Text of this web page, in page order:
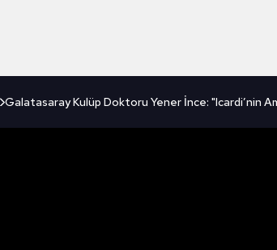
Galatasaray Kulüp Doktoru Yener İnce: "Icardi’nin